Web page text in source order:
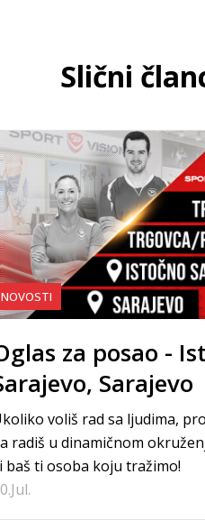
Slični
Jul.
NOVOSTI
za posao -
Sarajevo
voliš rad sa ljudima,
radiš u dinamičnom
baš ti osoba koju tražimo!